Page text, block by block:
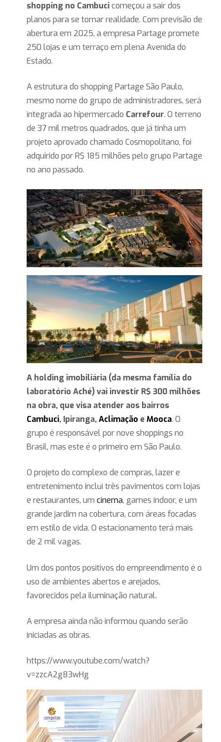
shopping no Cambucicomeçou a sair dos
planos para se tornar realidade. Com previsão de
abertura em 2025, a empresa Partage promete
250 lojas e um terraço em plena Avenida do
Estado.
A estrutura do shopping Partage São Paulo,
mesmo nome do grupo de administradores, será
integrada ao hipermercado Carrefour. O terreno
de 37 mil metros quadrados, que já tinha um
projeto aprovado chamado Cosmopolitano, foi
adquirido por R$ 185 milhões pelo grupo Partage
no ano passado.
A holding imobiliária (da mesma família do
laboratório Aché) vai investir R$ 300 milhões
na obra, que visa atender aos bairros
Cambuci, Ipiranga,Aclimação eMooca. O
grupo é responsável por nove shoppings no
Brasil, mas este é o primeiro em São Paulo.
O projeto do complexo de compras, lazer e
entretenimento inclui três pavimentos com lojas
e restaurantes, um cinema, games indoor, e um
grande jardim na cobertura, com áreas focadas
em estilo de vida. O estacionamento terá mais
de 2 mil vagas.
Um dos pontos positivos do empreendimento é o
uso de ambientes abertos e arejados,
favorecidos pela iluminação natural.
A empresa ainda não informou quando serão
iniciadas as obras.
https://www.youtube.com/watch?
v=zzcA2g83wHg